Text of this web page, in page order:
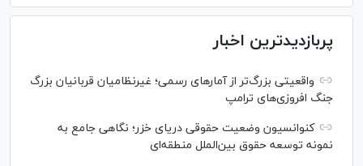
پربازدیدترین اخبار
واقعیتی بزرگ‌تر از آمار‌های رسمی؛ غیرنظامیان قربانیان بزرگ
جنگ افروزی‌های ترامپ
کنوانسیون وضعیت حقوقی دریای خزر؛ نگاهی جامع به
نمونه توسعه حقوق بین‌الملل منطقه‌ای